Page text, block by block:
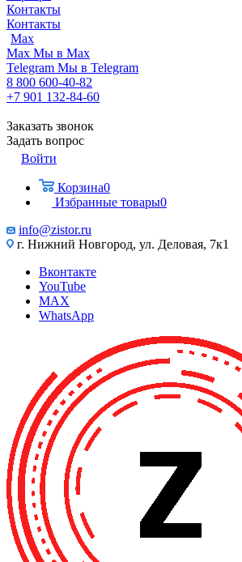
Контакты
Контакты
Max
Max Мы в Max
Telegram Мы в Telegram
8 800 600-40-82
+7 901 132-84-60
Заказать звонок
Задать вопрос
Войти
Корзина0
Избранные товары0
info@zistor.ru
г. Нижний Новгород, ул. Деловая, 7к1
Вконтакте
YouTube
MAX
WhatsApp